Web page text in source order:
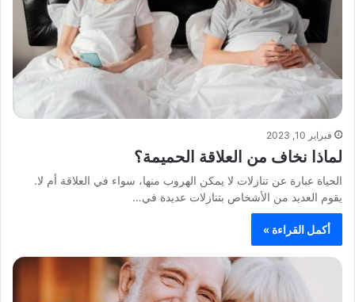
فبراير 10, 2023
لماذا نخاف من العلاقة الحميمة؟
الحياة عبارة عن تنازلات لا يمكن الهروب منها، سواء في العلاقة أم لا.
يقوم العديد من الأشخاص بتنازلات عديدة في…
أكمل القراءة »